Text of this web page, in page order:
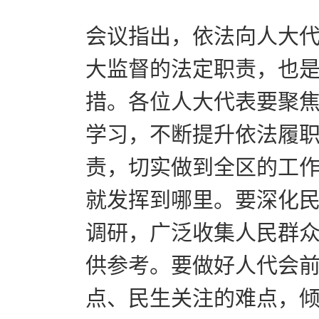
会议指出，依法向人大
大监督的法定职责，也
措。各位人大代表要聚
学习，不断提升依法履
责，切实做到全区的工
就发挥到哪里。要深化
调研，广泛收集人民群
供参考。要做好人代会
点、民生关注的难点，